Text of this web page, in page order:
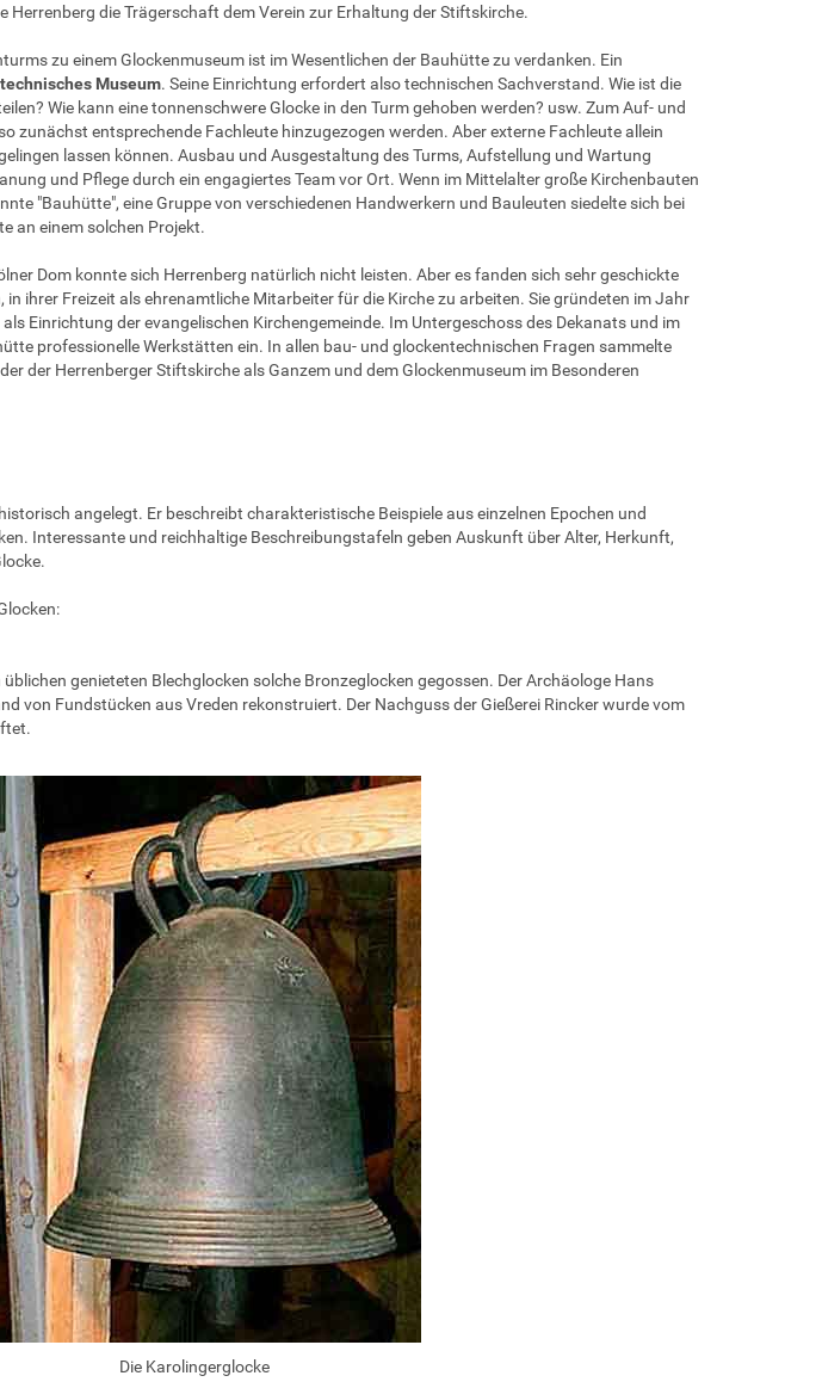
Herrenberg die Trägerschaft dem Verein zur Erhaltung der Stiftskirche.
zu einem Glockenmuseum ist im Wesentlichen der Bauhütte zu verdanken. Ein
technisches Museum. Seine Einrichtung erfordert also technischen Sachverstand. Wie ist die
Wie kann eine tonnenschwere Glocke in den Turm gehoben werden? usw. Zum Auf- und
zunächst entsprechende Fachleute hinzugezogen werden. Aber externe Fachleute allein
lassen können. Ausbau und Ausgestaltung des Turms, Aufstellung und Wartung
und Pflege durch ein engagiertes Team vor Ort. Wenn im Mittelalter große Kirchenbauten
"Bauhütte", eine Gruppe von verschiedenen Handwerkern und Bauleuten siedelte sich bei
an einem solchen Projekt.
Dom konnte sich Herrenberg natürlich nicht leisten. Aber es fanden sich sehr geschickte
in ihrer Freizeit als ehrenamtliche Mitarbeiter für die Kirche zu arbeiten. Sie gründeten im Jahr
Einrichtung der evangelischen Kirchengemeinde. Im Untergeschoss des Dekanats und im
professionelle Werkstätten ein. In allen bau- und glockentechnischen Fragen sammelte
der Herrenberger Stiftskirche als Ganzem und dem Glockenmuseum im Besonderen
angelegt. Er beschreibt charakteristische Beispiele aus einzelnen Epochen und
Interessante und reichhaltige Beschreibungstafeln geben Auskunft über Alter, Herkunft,
genieteten Blechglocken solche Bronzeglocken gegossen. Der Archäologe Hans
von Fundstücken aus Vreden rekonstruiert. Der Nachguss der Gießerei Rincker wurde vom
Die Karolingerglocke